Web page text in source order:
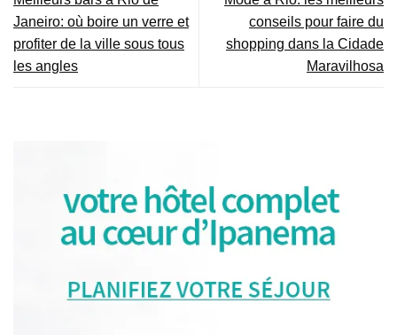
Alors, on court ensemble pour profiter de la Cidade